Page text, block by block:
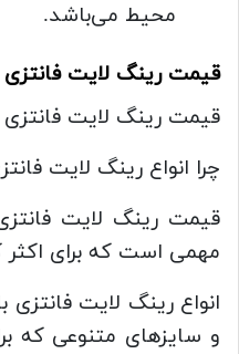
محیط می‌باشد.
قیمت رینگ لایت فانتزی
قیمت رینگ لایت
چرا انواع رینگ لایت
قیمت رینگ لایت
مهمی است که برای اکثر
انواع رینگ لایت فانتزی
و سایزهای متنوعی که